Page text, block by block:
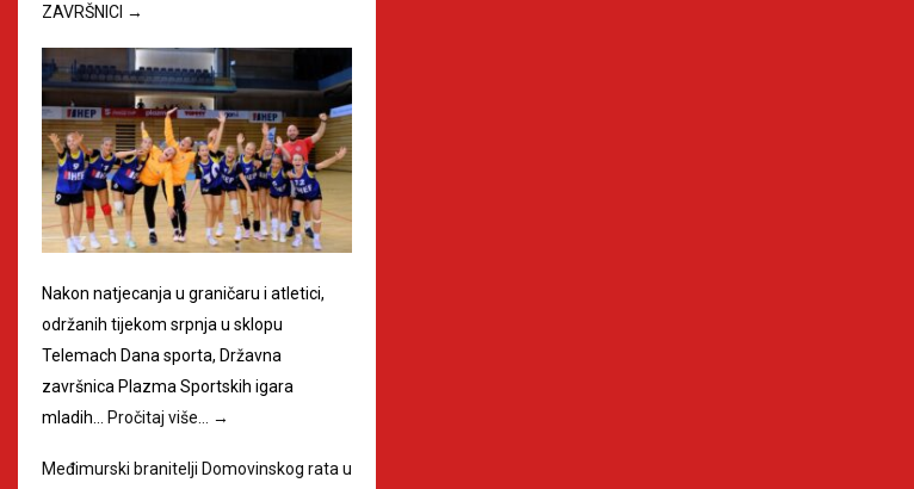
ZAVRŠNICI →
Nakon natjecanja u graničaru i atletici,
održanih tijekom srpnja u sklopu
Telemach Dana sporta, Državna
završnica Plazma Sportskih igara
mladih… Pročitaj više… →
Međimurski branitelji Domovinskog rata u